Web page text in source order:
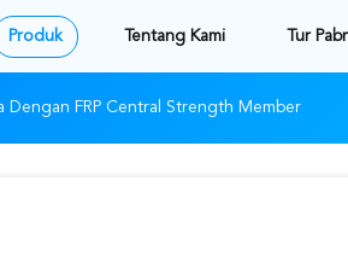
Produk Tentang Kami Tur
Dengan FRP Central Strength Member